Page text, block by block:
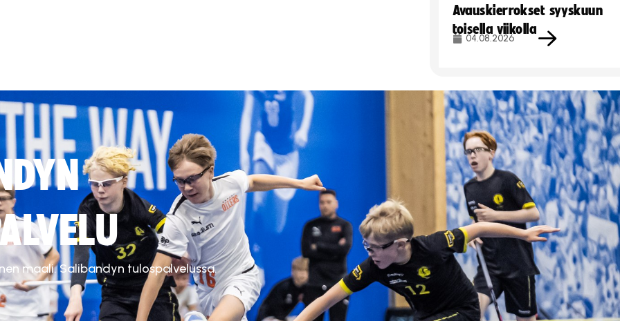
Avauskierrokset syyskuun
toisella viikolla
04.08.2026
maali. Salibandyn tulospalvelussa.